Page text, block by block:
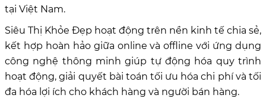
tại Việt Nam.
Siêu Thị Khỏe Đẹp hoạt động trên nền kinh tế chia sẻ,
kết hợp hoàn hảo giữa online và offline với ứng dụng
công nghệ thông minh giúp tự động hóa quy trình
hoạt động, giải quyết bài toán tối ưu hóa chi phí và tối
đa hóa lợi ích cho khách hàng và người bán hàng.